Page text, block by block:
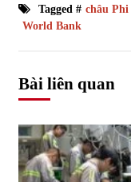
Tagged # châu Phi
World Bank
Bài liên quan